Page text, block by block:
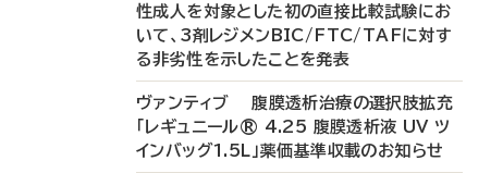
性成人を対象とした初の直接比較試験にお
いて、3剤レジメンBIC/FTC/TAFに対す
る非劣性を示したことを発表
ヴァンティブ 腹膜透析治療の選択肢拡充
「レギュニール® 4.25 腹膜透析液 UV ツ
インバッグ1.5L」薬価基準収載のお知らせ